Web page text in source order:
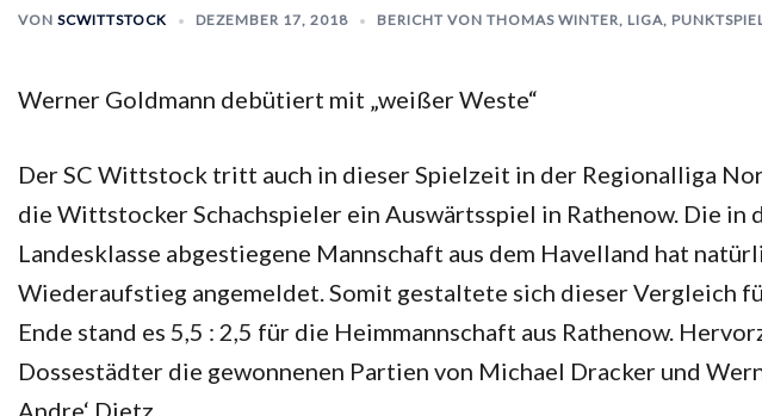
VON SCWITTSTOCK DEZEMBER 17, 2018 BERICHT VON THOMAS WINTER, LIGA,
Werner Goldmann debütiert mit „weißer Weste“
Der SC Wittstock tritt auch in dieser Spielzeit in der Regionalliga
die Wittstocker Schachspieler ein Auswärtsspiel in Rathenow. Die in
Landesklasse abgestiegene Mannschaft aus dem Havelland hat
Wiederaufstieg angemeldet. Somit gestaltete sich dieser Vergleich
Ende stand es 5,5 : 2,5 für die Heimmannschaft aus Rathenow.
Dossestädter die gewonnenen Partien von Michael Dracker und
Andre‘ Dietz.